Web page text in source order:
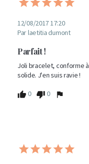
12/08/2017 17:20
Par laetitia dumont
Parfait !
Joli bracelet, conforme
solide. J'en suis ravie !
0 0